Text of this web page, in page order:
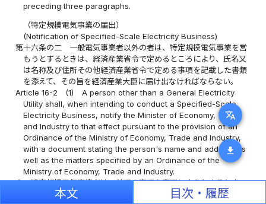
translate
download
preceding three paragraphs.
（特定規模電気事業の届出）
(Notification of Specified-Scale Electricity Business)
第十六条の二
一般電気事業者以外の者は、特定規模電気事業を営
もうとするときは、経済産業省令で定めるところにより、氏名又
は名称及び住所その他経済産業省令で定める事項を記載した書類
を添えて、その旨を経済産業大臣に届け出なければならない。
Article 16-2
(1)
A person other than a General Electricity
Utility shall, when intending to conduct a Specified-Scale
Electricity Business, notify the Minister of Economy, Trade
and Industry to that effect pursuant to the provision of an
Ordinance of the Ministry of Economy, Trade and Industry,
with a document stating the person's name and address as
well as the matters specified by an Ordinance of the
Ministry of Economy, Trade and Industry.
２
特定規模電気事業者は、前項の事項を変更しようとするとき
は、その旨を経済産業大臣に届け出なければならない。
本文 目次・履歴